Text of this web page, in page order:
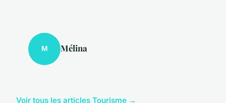
M Mélina
Voir tous les articles Tourisme →